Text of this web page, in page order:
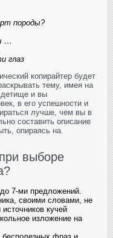
породы?
…
глаз
копирайтер будет
тему, имея на
детище и вы
в его успешности и
лучше, чем вы в
составить описание
опираясь на
выборе
7-ми предложений.
своими словами, не
кучей
изложение на